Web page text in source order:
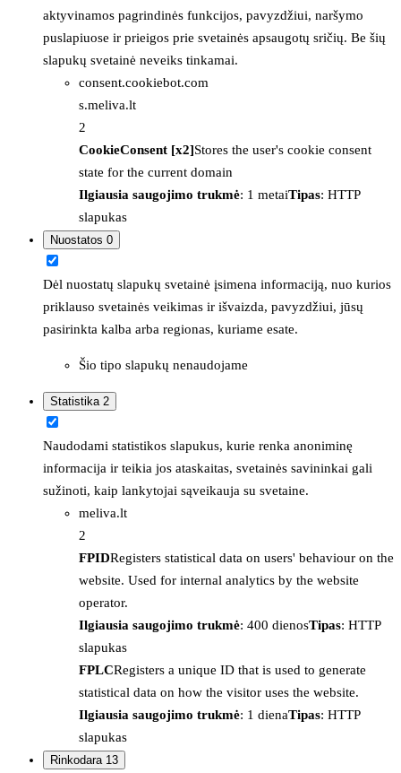
aktyvinamos pagrindinės funkcijos, pavyzdžiui, naršymo
puslapiuose ir prieigos prie svetainės apsaugotų sričių. Be šių
slapukų svetainė neveiks tinkamai.
consent.cookiebot.com
s.meliva.lt
2
CookieConsent [x2]Stores the user's cookie consent
state for the current domain
Ilgiausia saugojimo trukmė: 1 metaiTipas: HTTP
slapukas
Nuostatos 0
Dėl nuostatų slapukų svetainė įsimena informaciją, nuo kurios
priklauso svetainės veikimas ir išvaizda, pavyzdžiui, jūsų
pasirinkta kalba arba regionas, kuriame esate.
Šio tipo slapukų nenaudojame
Statistika 2
Naudodami statistikos slapukus, kurie renka anoniminę
informacija ir teikia jos ataskaitas, svetainės savininkai gali
sužinoti, kaip lankytojai sąveikauja su svetaine.
meliva.lt
2
FPIDRegisters statistical data on users' behaviour on the
website. Used for internal analytics by the website
operator.
Ilgiausia saugojimo trukmė: 400 dienosTipas: HTTP
slapukas
FPLCRegisters a unique ID that is used to generate
statistical data on how the visitor uses the website.
Ilgiausia saugojimo trukmė: 1 dienaTipas: HTTP
slapukas
Rinkodara 13